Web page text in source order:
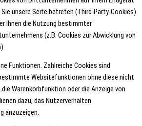
unsere Seite betreten (Third-Party-Cookies).
Ihnen die Nutzung bestimmter
(z.B. Cookies zur Abwicklung von
Funktionen. Zahlreiche Cookies sind
Websitefunktionen ohne diese nicht
Warenkorbfunktion oder die Anzeige von
dazu, das Nutzerverhalten
anzuzeigen.